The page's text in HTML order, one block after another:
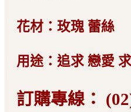
花材：玫瑰 蕾絲
用途：追求 戀愛
訂購專線：